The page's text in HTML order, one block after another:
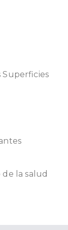
Superficies
de la salud